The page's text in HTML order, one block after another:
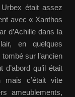
était assez
avec « Xanthos
d’Achille dans la
en quelques
sur l’ancien
qu’il était
mais c’était vite
ameublements,